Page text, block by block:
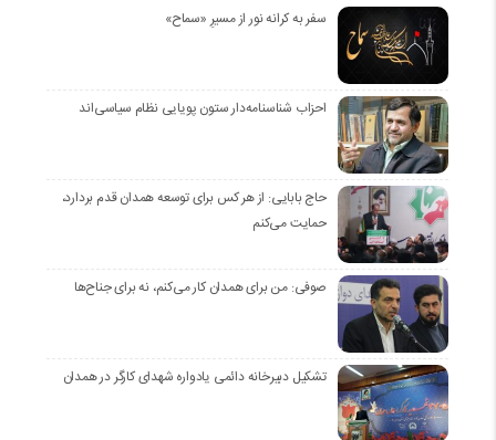
سفر به کرانه‌ نور از مسیرِ «سماح»
احزاب شناسنامه‌دار ستون پویایی نظام سیاسی‌اند
حاج بابایی: از هر کس برای توسعه همدان قدم بردارد،
حمایت می‌کنم
صوفی: من برای همدان کار می‌کنم، نه برای جناح‌ها
تشکیل دبیرخانه دائمی یادواره شهدای کارگر در همدان